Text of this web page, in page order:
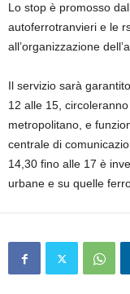
Lo stop è promosso
autoferrotranvieri e le
all’organizzazione
Il servizio sarà
12 alle 15,
metropolitano, e
centrale di
14,30 fino alle 17 è
urbane e su quelle